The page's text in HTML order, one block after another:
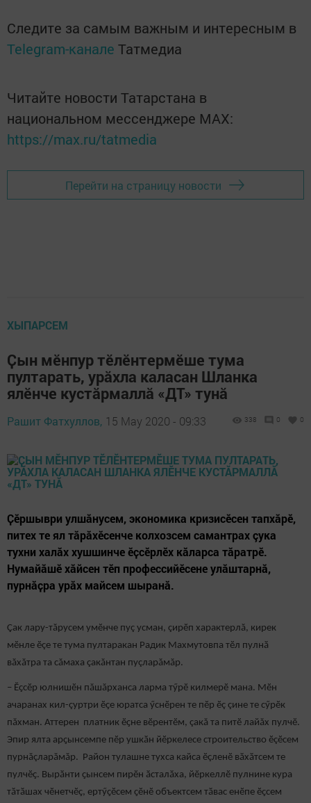
Следите за самым важным и интересным в
Telegram-канале Татмедиа
Читайте новости Татарстана в
национальном мессенджере MАХ:
https://max.ru/tatmedia
Перейти на страницу новости
ХЫПАРСЕМ
Ҫын мӗнпур тӗлӗнтермӗше тума
пултарать, урӑхла каласан Шланка
ялӗнче кустӑрмаллӑ «ДТ» тунă
Рашит Фатхуллов, 15 May 2020 - 09:33 338 0 0
Ҫӗршыври улшăнусем, экономика кризисӗсен тапхăрӗ,
питех те ял тӑрӑхӗсенче колхозсем самантрах çука
тухни халӑх хушшинче ӗҫсӗрлӗх кăларса тăратрӗ.
Нумайӑшӗ хӑйсен тӗп профессийӗсене улӑштарнӑ,
пурнӑҫра урӑх майсем шыранӑ.
Çак лару-тăрусем умӗнче пуç усман, çирӗп характерлă, кирек
мӗнле ӗçе те тума пултаракан Радик Махмутовпа тӗл пулнӑ
вăхăтра та сăмаха çакăнтан пуçларăмăр.
– Ӗҫсӗр юлнишӗн пăшăрханса ларма тӳрӗ килмерӗ мана. Мӗн
ачаранах кил-çуртри ӗҫе юратса ӳснӗрен те пӗр ӗç çине те сӳрӗк
пăхман. Аттерен платник ӗҫне вӗрентӗм, çакă та питӗ лайăх пулчӗ.
Эпир ялта арҫынсемпе пӗр ушкӑн йӗркелесе строительство ӗçӗсем
пурнăçларăмăр. Район тулашне тухса кайса ӗçленӗ вӑхӑтсем те
пулчӗҫ. Вырӑнти ҫынсем пирӗн ӑсталӑха, йӗркеллӗ пулнине кура
тӑтӑшах чӗнетчӗҫ, ертӳҫӗсем ҫӗнӗ объектсем тӑвас енӗпе ӗҫсем